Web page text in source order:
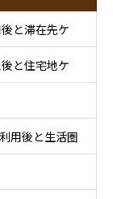
と滞在先ケ
と住宅地ケ
用後と生活圏